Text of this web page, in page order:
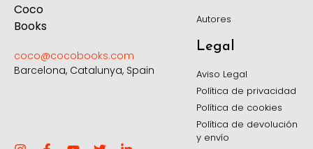
coco@cocobooks.com
Barcelona, Catalunya, Spain
Autores
Legal
Aviso Legal
Política de privacidad
Política de cookies
Política de devolución
y envío